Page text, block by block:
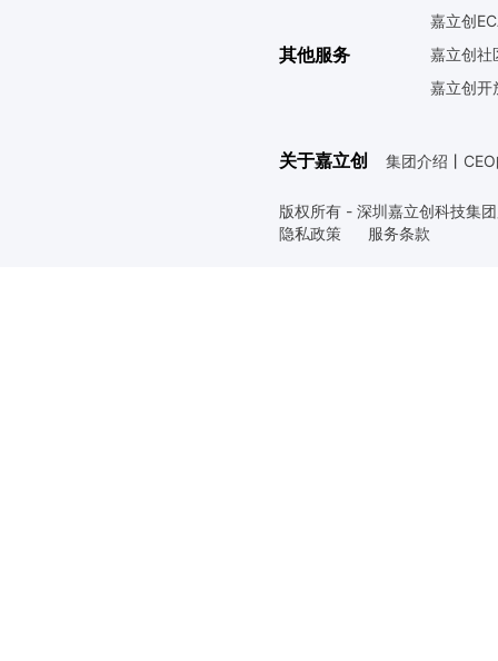
嘉立创
其他服务
嘉立创社
嘉立创开
关于嘉立创 集团介绍 丨
版权所有 - 深圳嘉立创科技集
隐私政策
服务条款